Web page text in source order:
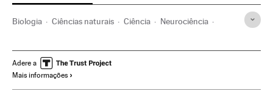
Biologia Ciências naturais Ciência Neurociência
Anatomia Especialidades médicas
Adere a
Mais informações